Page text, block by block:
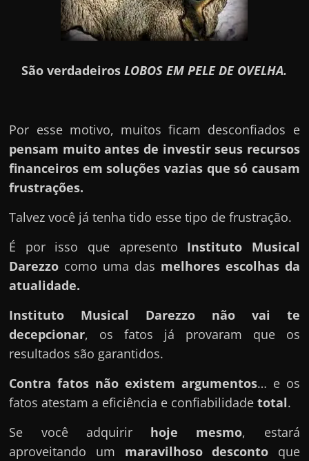
São verdadeirosLOBOS EM PELE DE OVELHA.
Por esse motivo, muitos ficam desconfiados e
pensam muito antes de investir seus recursos
financeiros em soluções vazias que só causam
frustrações.
Talvez você já tenha tido esse tipo de frustração.
É por isso que apresento Instituto Musical
Darezzo como uma das melhores escolhas da
atualidade.
Instituto Musical Darezzo
não vai te
decepcionar, os fatos já provaram que os
resultados são garantidos.
Contra fatos não existem argumentos… e os
fatos atestam a eficiência e confiabilidadetotal.
Se você adquirir hoje mesmo, estará
aproveitando um maravilhoso desconto que